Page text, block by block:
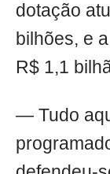
dotação
bilhões, e
R$ 1,1
— Tudo